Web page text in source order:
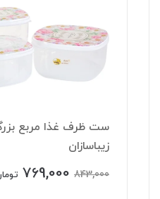
ست ظرف غذا مربع بزرگ
زیباسازان
843,000
769,000